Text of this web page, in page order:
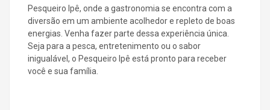
Pesqueiro Ipê, onde a gastronomia se encontra com a
diversão em um ambiente acolhedor e repleto de boas
energias. Venha fazer parte dessa experiência única.
Seja para a pesca, entretenimento ou o sabor
inigualável, o Pesqueiro Ipê está pronto para receber
você e sua família.